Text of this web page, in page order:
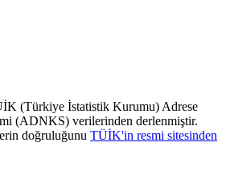
(Türkiye İstatistik Kurumu) Adrese
(ADNKS) verilerinden derlenmiştir.
doğruluğunu TÜİK'in resmi sitesinden